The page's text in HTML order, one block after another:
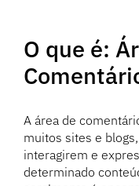
O que é:
A área de
muitos sites e
interagirem e
determinado